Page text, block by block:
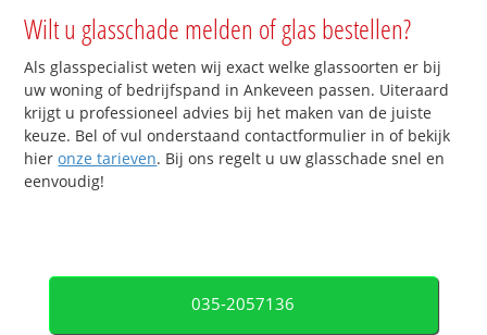
Wilt u glasschade melden of glas bestellen?
Als glasspecialist weten wij exact welke glassoorten er bij
uw woning of bedrijfspand in Ankeveen passen. Uiteraard
krijgt u professioneel advies bij het maken van de juiste
keuze. Bel of vul onderstaand contactformulier in of bekijk
hieronze tarieven. Bij ons regelt u uw glasschade snel en
eenvoudig!
035-2057136